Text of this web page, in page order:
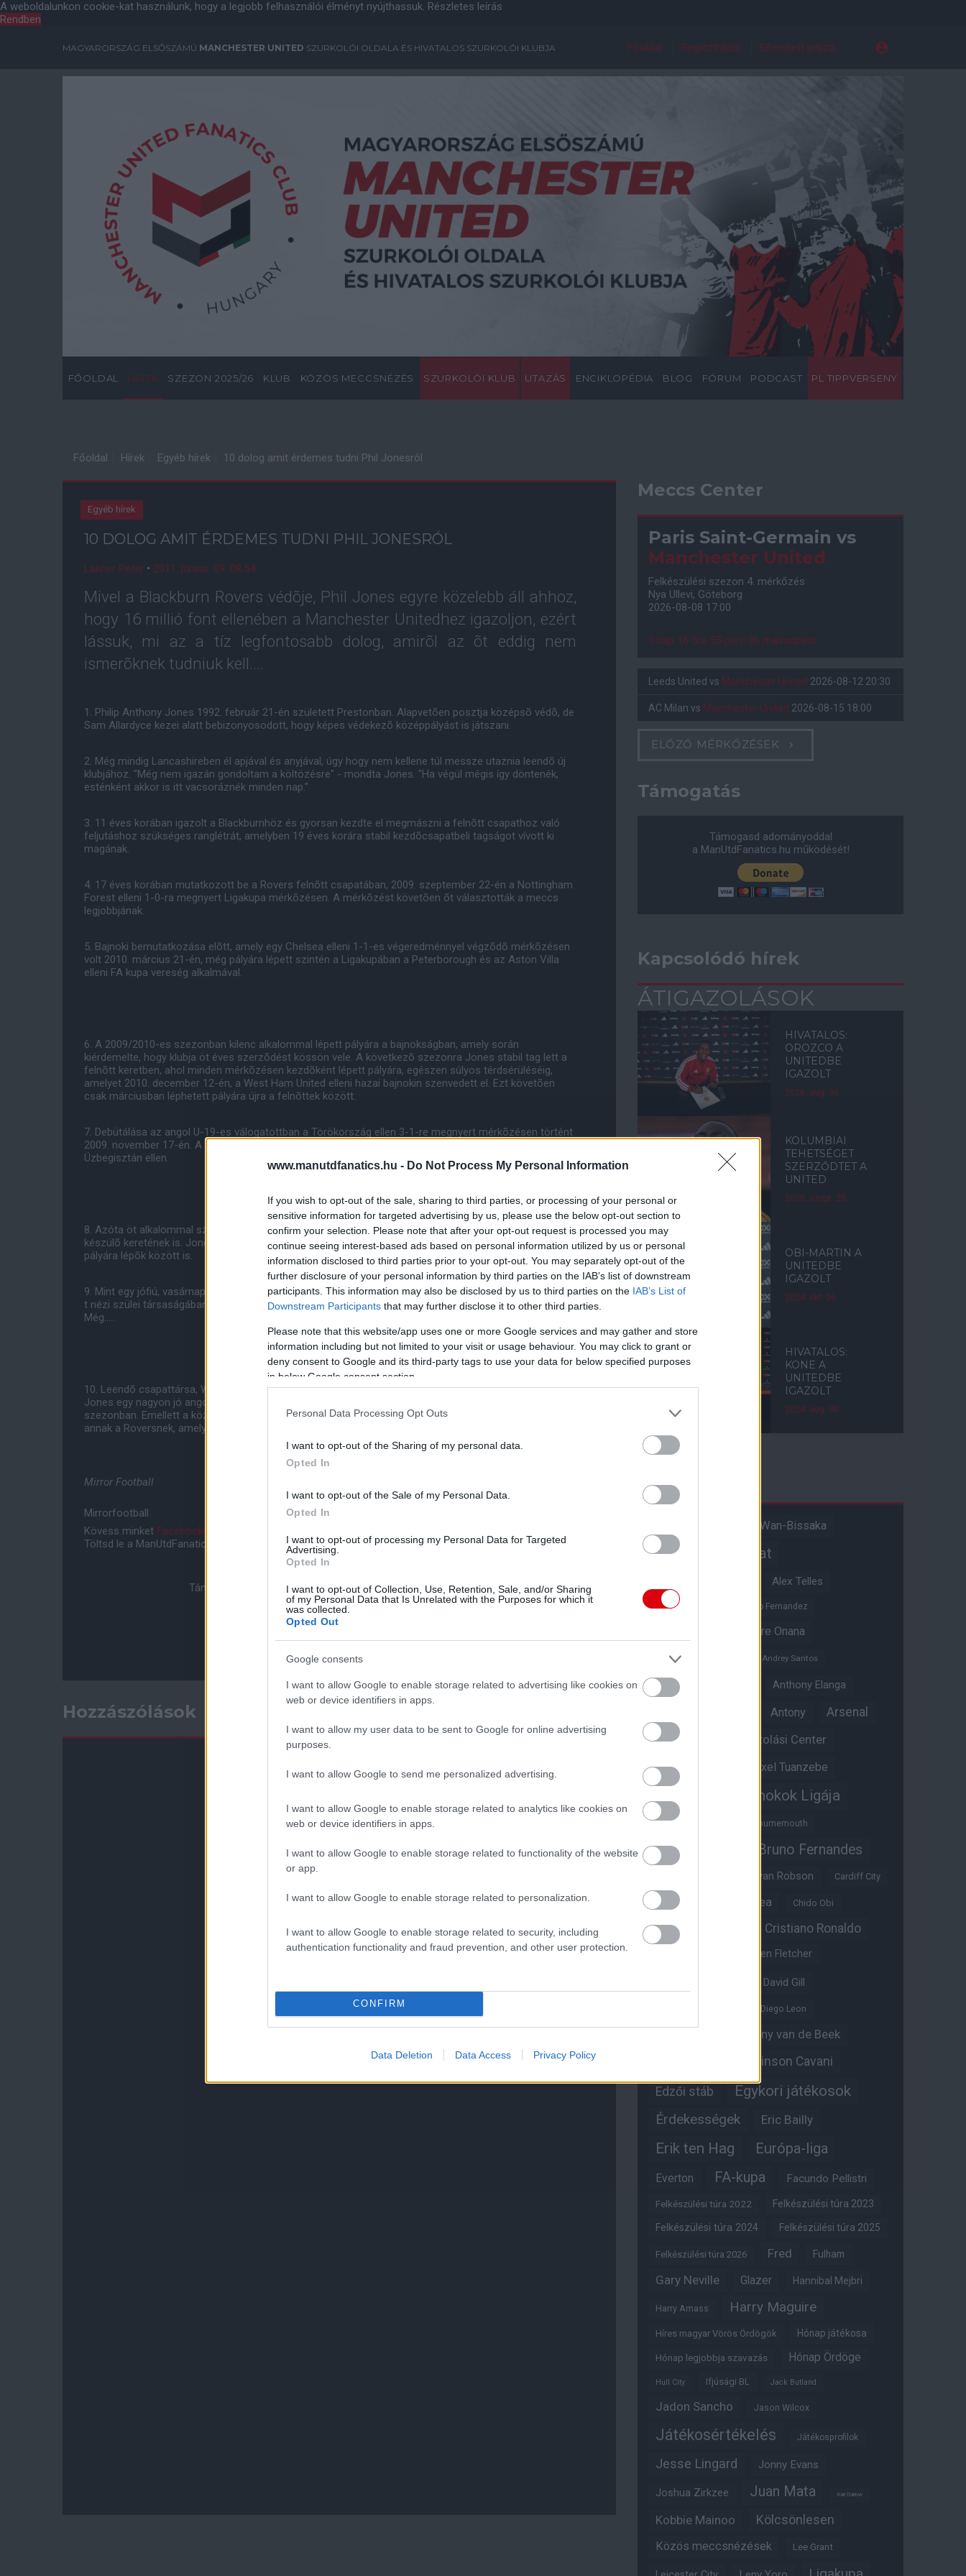
www.manutdfanatics.hu - Do Not Process My Personal Information
If you wish to opt-out of the sale, sharing to third parties, or processing of your personal or
sensitive information for targeted advertising by us, please use the below opt-out section to
confirm your selection. Please note that after your opt-out request is processed you may
continue seeing interest-based ads based on personal information utilized by us or personal
information disclosed to third parties prior to your opt-out. You may separately opt-out of the
further disclosure of your personal information by third parties on the IAB’s list of downstream
participants. This information may also be disclosed by us to third parties on the IAB’s List of
Downstream Participants that may further disclose it to other third parties.
Please note that this website/app uses one or more Google services and may gather and store
information including but not limited to your visit or usage behaviour. You may click to grant or
deny consent to Google and its third-party tags to use your data for below specified purposes
in below Google consent section.
Personal Data Processing Opt Outs
I want to opt-out of the Sharing of my personal data.
Opted In
I want to opt-out of the Sale of my Personal Data.
Opted In
I want to opt-out of processing my Personal Data for Targeted
Advertising.
Opted In
I want to opt-out of Collection, Use, Retention, Sale, and/or Sharing
of my Personal Data that Is Unrelated with the Purposes for which it
was collected.
Opted Out
Google consents
I want to allow Google to enable storage related to advertising like cookies on
web or device identifiers in apps.
I want to allow my user data to be sent to Google for online advertising
purposes.
I want to allow Google to send me personalized advertising.
I want to allow Google to enable storage related to analytics like cookies on
web or device identifiers in apps.
I want to allow Google to enable storage related to functionality of the website
or app.
I want to allow Google to enable storage related to personalization.
I want to allow Google to enable storage related to security, including
authentication functionality and fraud prevention, and other user protection.
CONFIRM
Data Deletion Data Access Privacy Policy
A weboldalunkon cookie-kat használunk, hogy a legjobb felhasználói élményt nyújthassuk. Részletes leírás
Rendben
MAGYARORSZÁG ELSŐSZÁMÚ MANCHESTER UNITED SZURKOLÓI OLDALA ÉS HIVATALOS SZURKOLÓI KLUBJA Főoldal Regisztráció Elfelejtett jelszó
FŐOLDAL HÍREK SZEZON 2025/26 KLUB KÖZÖS MECCSNÉZÉS SZURKOLÓI KLUB UTAZÁS ENCIKLOPÉDIA BLOG FÓRUM PODCAST PL TIPPVERSENY
Főoldal Hírek Egyéb hírek 10 dolog amit érdemes tudni Phil Jonesról
Egyéb hírek
10 DOLOG AMIT ÉRDEMES TUDNI PHIL JONESRÓL
Lakner Péter • 2011. június. 09. 08:54
Mivel a Blackburn Rovers védõje, Phil Jones egyre közelebb áll ahhoz,
hogy 16 millió font ellenében a Manchester Unitedhez igazoljon, ezért
lássuk, mi az a tíz legfontosabb dolog, amirõl az õt eddig nem
ismerõknek tudniuk kell....
1. Philip Anthony Jones 1992. február 21-én született Prestonban. Alapvetõen posztja középsõ védõ, de
Sam Allardyce kezei alatt bebizonyosodott, hogy képes védekezõ középpályást is játszani.
2. Még mindig Lancashireben él apjával és anyjával, úgy hogy nem kellene túl messze utaznia leendõ új
klubjához. "Még nem igazán gondoltam a költözésre" - mondta Jones. "Ha végül mégis így döntenék,
esténként akkor is itt vacsoráznék minden nap."
3. 11 éves korában igazolt a Blackburnhöz és gyorsan kezdte el megmászni a felnõtt csapathoz való
feljutáshoz szükséges ranglétrát, amelyben 19 éves korára stabil kezdõcsapatbeli tagságot vívott ki
magának.
4. 17 éves korában mutatkozott be a Rovers felnõtt csapatában, 2009. szeptember 22-én a Nottingham
Forest elleni 1-0-ra megnyert Ligakupa mérkõzésen. A mérkõzést követõen õt választották a meccs
legjobbjának.
5. Bajnoki bemutatkozása elõtt, amely egy Chelsea elleni 1-1-es végeredménnyel végzõdõ mérkõzésen
volt 2010. március 21-én, még pályára lépett szintén a Ligakupában a Peterborough és az Aston Villa
elleni FA kupa vereség alkalmával.
6. A 2009/2010-es szezonban kilenc alkalommal lépett pályára a bajnokságban, amely során
kiérdemelte, hogy klubja öt éves szerzõdést kössön vele. A következõ szezonra Jones stabil tag lett a
felnõtt keretben, ahol minden mérkõzésen kezdõként lépett pályára, egészen súlyos térdsérüléséig,
amelyet 2010. december 12-én, a West Ham United elleni hazai bajnokin szenvedett el. Ezt követõen
csak márciusban léphetett pályára újra a felnõttek között.
7. Debütálása az angol U-19-es válogatottban a Törökország ellen 3-1-re megnyert mérkõzésen történt
2009. november 17-én. A következõ év augusztusában bemutatkozhatott az U-21-esek között is
Üzbegisztán ellen.
8. Azóta öt alkalommal szerepelt az U-21-esek között, és részese Stuart Pearce Európa-bajnokságra
készülõ keretének is. Jones ott lehet a vasárnapi, Spanyolország elleni nyitómérkõzésen kezdõként
pályára lépõk között is.
9. Mint egy jófiú, vasárnap estéit azzal tölti, hogy a Premier League összefoglalóját, a Match of the Day-
t nézi szülei társaságában. "Eddig még nem kritizált Alan Hansen" - viccelõdött a múlt szezonban.
Még.....
10. Leendõ csapattársa, Wayne Rooney már most nagy rajongója. A csatár ezt írta Twitter-oldalán: "Phil
Jones egy nagyon jó angol játékos. Az egyik legkeményebb védõ, aki ellen játszottam az elõzõ
szezonban. Emellett a középpályán is képes játszani." Az már más kérdés, hogy Jones részese volt
annak a Roversnek, amely hetet nyelt az Old Traffordon....
Mirror Football
Mirrorfootball
Kövess minket Facebookon
Töltsd le a ManUtdFanatics.hu mobil applikációtAndroidraés iOS-re!
Támogasd adományoddal a ManUtdFanatics.hu működését!
Hozzászólások
Meccs Center
Paris Saint-Germain vs
Manchester United
Felkészülési szezon 4. mérkőzés
Nya Ullevi, Göteborg
2026-08-08 17:00
0 nap 16 óra 55 perc 35 másodperc
Leeds United vs Manchester United 2026-08-12 20:30
AC Milan vs Manchester United 2026-08-15 18:00
ELŐZŐ MÉRKŐZÉSEK
Támogatás
Támogasd adományoddal
a ManUtdFanatics.hu működését!
Kapcsolódó hírek
ÁTIGAZOLÁSOK
HIVATALOS:
OROZCO A
UNITEDBE
IGAZOLT
2026. aug. 06.
KOLUMBIAI
TEHETSÉGET
SZERZŐDTET A
UNITED
2025. szept. 25.
OBI-MARTIN A
UNITEDBE
IGAZOLT
2024. okt. 06.
HIVATALOS:
KONE A
UNITEDBE
IGAZOLT
2024. aug. 30.
Aaron Wan-Bissaka
Akadémiai csapat
Alex Telles
Altay Bayindir Alvaro Fernandez
Andre Onana
Andreas Pereira
Andrey Santos
Angol válogatott Anthony Elanga
Antony Arsenal
Aston Villa Átigazolási Center
Átigazolások Axel Tuanzebe
Bajnokok Ligája
Benjamin Sesko Bournemouth
Brandon Williams Bruno Fernandes
Bryan Robson Cardiff City
Casemiro Chelsea Chido Obi
Christian Eriksen Cristiano Ronaldo
Darren Fletcher
David Gill
Diego Leon
Donny van de Beek
Edinson Cavani
Edzői stáb Egykori játékosok
Érdekességek Eric Bailly
Erik ten Hag Európa-liga
Everton FA-kupa Facundo Pellistri
Felkészülési túra 2022 Felkészülési túra 2023
Felkészülési túra 2024 Felkészülési túra 2025
Felkészülési túra 2026 Fred Fulham
Gary Neville Glazer Hannibal Mejbri
Harry Amass Harry Maguire
Híres magyar Vörös Ördögök Hónap játékosa
Hónap legjobbja szavazás Hónap Ördöge
Hull City Ifjúsági BL Jack Butland
Jadon Sancho Jason Wilcox
Játékosértékelés Játékosprofilok
Jesse Lingard Jonny Evans
Joshua Zirkzee Juan Mata Karl Darlow
Kobbie Mainoo Kölcsönlesen
Közös meccsnézések Lee Grant